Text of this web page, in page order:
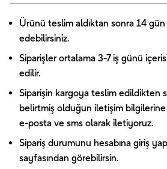
Ürünü teslim aldıktan sonra 14
edebilirsiniz.
Siparişler ortalama 3-7 iş günü
edilir.
Siparişin kargoya teslim edildikten
belirtmiş olduğun iletişim
e-posta ve sms olarak iletiyoruz.
Sipariş durumunu hesabına giriş
sayfasından görebilirsin.